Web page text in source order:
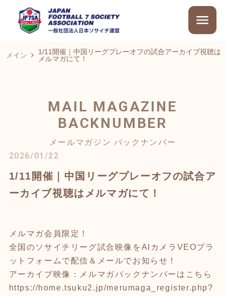
メイン
1/11開催｜中国リーグプレーオフの試合アーカイブ視聴は
メルマガにて！
MAIL MAGAZINE
BACKNUMBER
メールマガジン バックナンバー
2026/01/22
1/11開催｜中国リーグプレーオフの試合ア
ーカイブ視聴はメルマガにて！
メルマガ会員限定！
全国のソサイチリーグ試合映像をAIカメラVEOプラ
ットフォームで配信＆メールでお知らせ！
アーカイブ映像：メルマガバックナンバーはこちら
https://home.tsuku2.jp/merumaga_register.php?